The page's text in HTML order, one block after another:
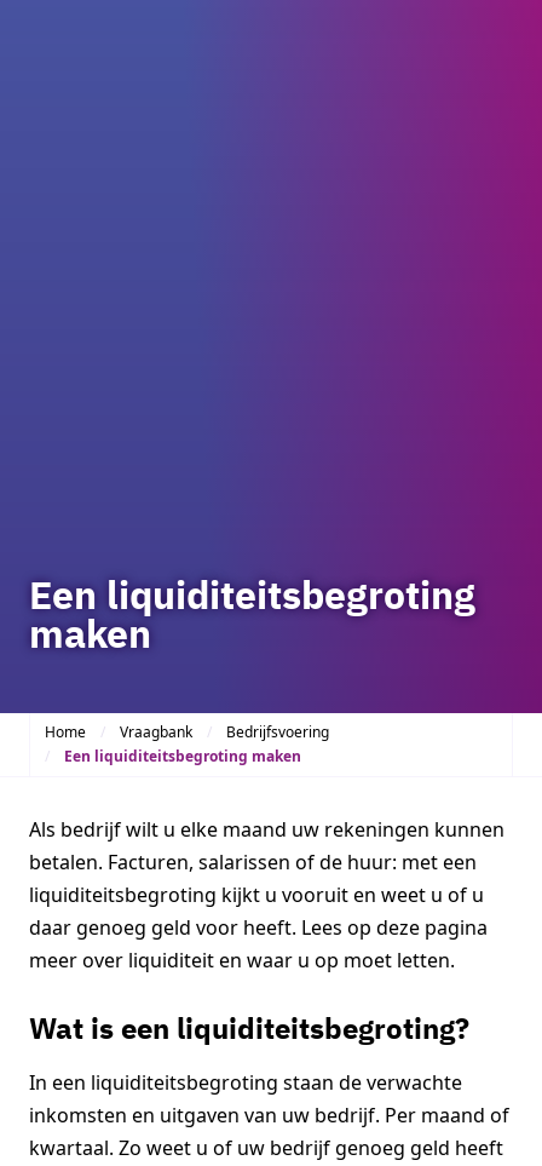
Een liquiditeitsbegroting
maken
Home Vraagbank
Bedrijfsvoering
Een liquiditeitsbegroting maken
Als bedrijf wilt u elke maand uw rekeningen kunnen
betalen. Facturen, salarissen of de huur: met een
liquiditeitsbegroting kijkt u vooruit en weet u of u
daar genoeg geld voor heeft. Lees op deze pagina
meer over liquiditeit en waar u op moet letten.
Wat is een liquiditeitsbegroting?
In een liquiditeitsbegroting staan de verwachte
inkomsten en uitgaven van uw bedrijf. Per maand of
kwartaal. Zo weet u of uw bedrijf genoeg geld heeft